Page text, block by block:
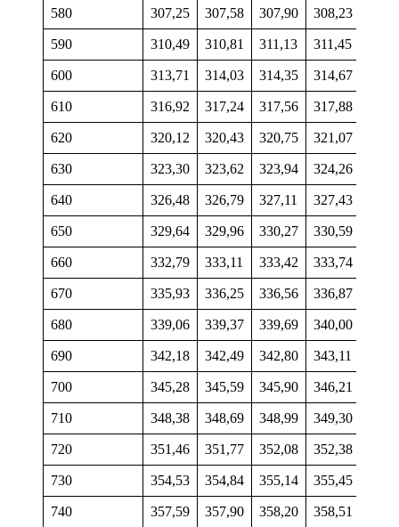
580 307,25 307,58 307,90 308,23
590 310,49 310,81 311,13 311,45
600 313,71 314,03 314,35 314,67
610 316,92 317,24 317,56 317,88
620 320,12 320,43 320,75 321,07
630 323,30 323,62 323,94 324,26
640 326,48 326,79 327,11 327,43
650 329,64 329,96 330,27 330,59
660 332,79 333,11 333,42 333,74
670 335,93 336,25 336,56 336,87
680 339,06 339,37 339,69 340,00
690 342,18 342,49 342,80 343,11
700 345,28 345,59 345,90 346,21
710 348,38 348,69 348,99 349,30
720 351,46 351,77 352,08 352,38
730 354,53 354,84 355,14 355,45
740 357,59 357,90 358,20 358,51